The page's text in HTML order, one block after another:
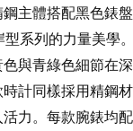
主體搭配黑色錶
系列的力量美學
與青綠色細節在
計同樣採用精鋼
力。每款腕錶均